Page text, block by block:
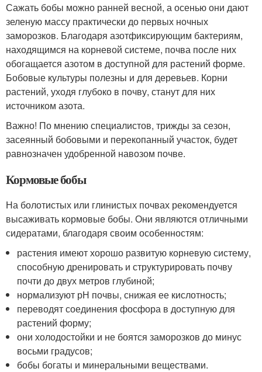
Сажать бобы можно ранней весной, а осенью они дают
зеленую массу практически до первых ночных
заморозков. Благодаря азотфиксирующим бактериям,
находящимся на корневой системе, почва после них
обогащается азотом в доступной для растений форме.
Бобовые культуры полезны и для деревьев. Корни
растений, уходя глубоко в почву, станут для них
источником азота.
Важно! По мнению специалистов, трижды за сезон,
засеянный бобовыми и перекопанный участок, будет
равнозначен удобренной навозом почве.
Кормовые бобы
На болотистых или глинистых почвах рекомендуется
высаживать кормовые бобы. Они являются отличными
сидератами, благодаря своим особенностям:
растения имеют хорошо развитую корневую систему,
способную дренировать и структурировать почву
почти до двух метров глубиной;
нормализуют рН почвы, снижая ее кислотность;
переводят соединения фосфора в доступную для
растений форму;
они холодостойки и не боятся заморозков до минус
восьми градусов;
бобы богаты и минеральными веществами.